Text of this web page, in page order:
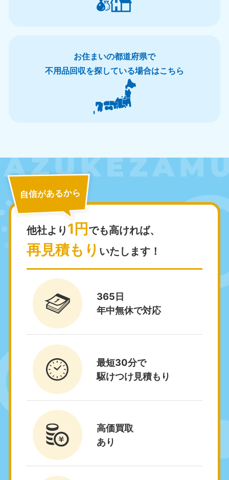
お住まいの都道府県で
不用品回収を探している場合はこちら
自信があるから
他社より 1円 でも高ければ、
再見積もり いたします！
365日
年中無休で対応
最短30分で
駆けつけ見積もり
高価買取
あり
北海道・東北
050-1881-5277
050-1881-5274
9:00〜19:00 年中無休
050-1881-5275
9:00〜19:00 年中無休
山形県
050-1881-5273
9:00〜19:00 年中無休
050-1881-5272
福島県
050-1881-5271
東京都
050-1881-5265
9:00〜19:00 年中無休
神奈川県
050-1881-5264
千葉県
050-1881-5268
9:00〜19:00 年中無休
050-1881-5266
9:00〜19:00 年中無休
栃木県
050-1881-5270
9:00〜19:00 年中無休
群馬県
050-1881-5267
9:00〜19:00 年中無休